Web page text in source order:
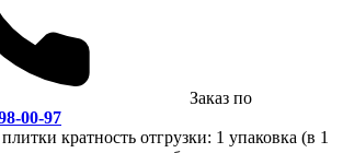
Заказ по
00-97
кратность отгрузки: 1 упаковка (в 1